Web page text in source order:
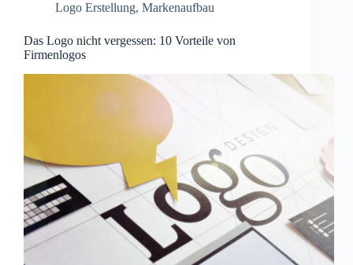
Logo Erstellung, Markenaufbau
Das Logo nicht vergessen: 10 Vorteile von
Firmenlogos